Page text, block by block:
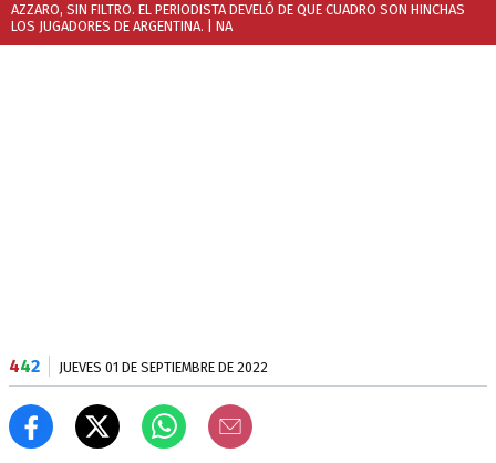
AZZARO, SIN FILTRO. EL PERIODISTA DEVELÓ DE QUE CUADRO SON HINCHAS
LOS JUGADORES DE ARGENTINA. | NA
442 JUEVES 01 DE SEPTIEMBRE DE 2022